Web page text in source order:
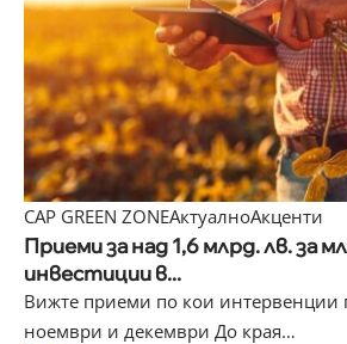
CAP GREEN ZONEАктуалноАкценти
Приеми за над 1,6 млрд. лв. за
инвестиции в...
Вижте приеми по кои интервенции
ноември и декември До края…